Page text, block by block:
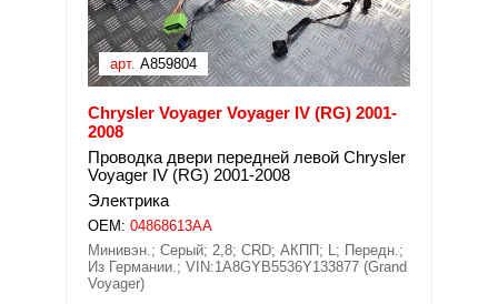
арт. A859804
Chrysler Voyager Voyager IV (RG) 2001-
2008
Проводка двери передней левой Chrysler
Voyager IV (RG) 2001-2008
Электрика
OEM: 04868613AA
Минивэн.; Серый; 2,8; CRD; АКПП; L; Передн.;
Из Германии.; VIN:1A8GYB5536Y133877 (Grand
Voyager)